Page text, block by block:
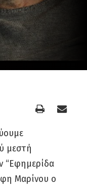
μεστή
“Εφημερίδα
Μαρίνου ο